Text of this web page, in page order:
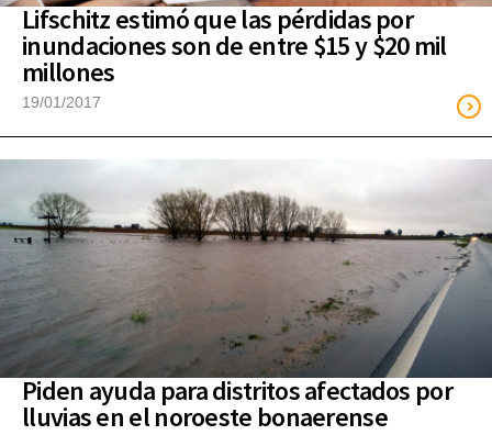
Lifschitz estimó que las pérdidas por
inundaciones son de entre $15 y $20 mil
millones
19/01/2017
Piden ayuda para distritos afectados por
lluvias en el noroeste bonaerense